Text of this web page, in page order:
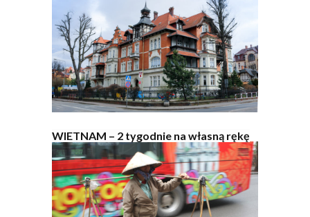
WIETNAM – 2 tygodnie na własną rękę